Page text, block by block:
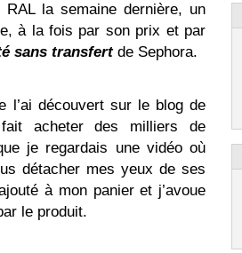
la semaine dernière, un
à la fois par son prix et par
sans transfertde Sephora.
l’ai découvert sur le blog de
acheter des milliers de
je regardais une vidéo où
détacher mes yeux de ses
à mon panier et j’avoue
le produit.